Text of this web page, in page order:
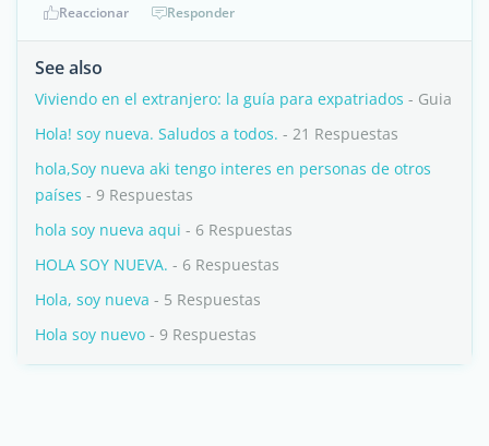
Reaccionar Responder
See also
Viviendo en el extranjero: la guía para expatriados - Guia
Hola! soy nueva. Saludos a todos. - 21 Respuestas
hola,Soy nueva aki tengo interes en personas de otros
países - 9 Respuestas
hola soy nueva aqui - 6 Respuestas
HOLA SOY NUEVA. - 6 Respuestas
Hola, soy nueva - 5 Respuestas
Hola soy nuevo - 9 Respuestas